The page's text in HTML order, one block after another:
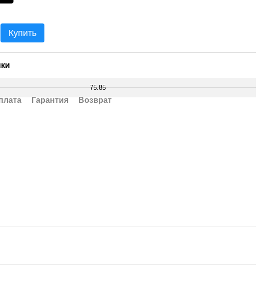
Купить
75.85
Гарантия Возврат